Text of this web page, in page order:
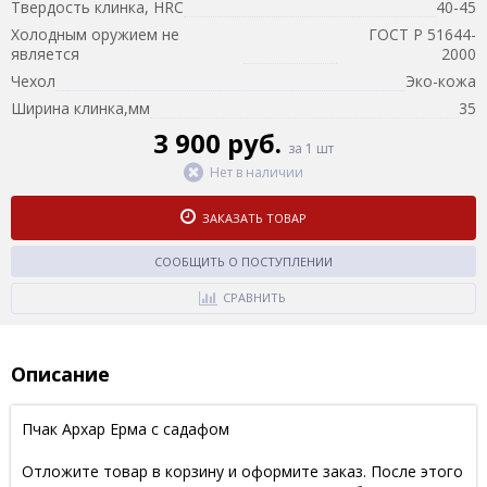
Твердость клинка, HRC
40-45
Холодным оружием не
является
ГОСТ Р 51644-
2000
Чехол
Эко-кожа
Ширина клинка,мм
35
3 900 руб. за 1 шт
Нет в наличии
ЗАКАЗАТЬ ТОВАР
СООБЩИТЬ О ПОСТУПЛЕНИИ
СРАВНИТЬ
Описание
Пчак Архар Ерма с садафом
Отложите товар в корзину и оформите заказ. После этого